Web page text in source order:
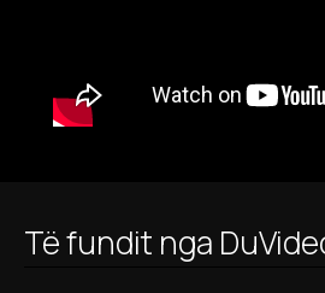
Të fundit nga